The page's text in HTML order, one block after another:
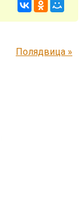
Полядвица »